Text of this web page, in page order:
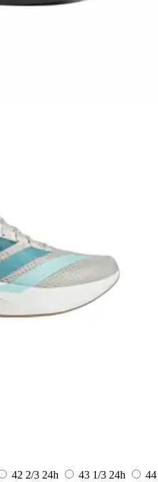
42 2/3 24h 43 1/3 24h
44